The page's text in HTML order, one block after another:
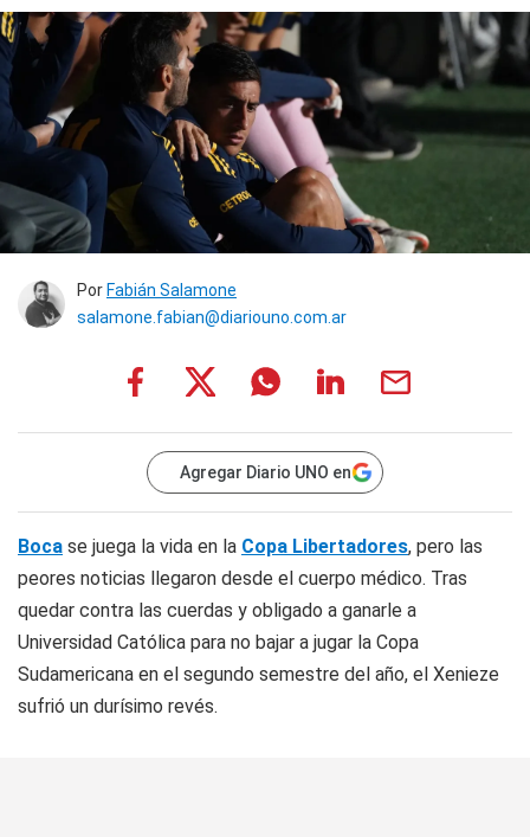
Por Fabián Salamone
salamone.fabian@diariouno.com.ar
Agregar Diario UNO en
Boca se juega la vida en la Copa Libertadores, pero las
peores noticias llegaron desde el cuerpo médico. Tras
quedar contra las cuerdas y obligado a ganarle a
Universidad Católica para no bajar a jugar la Copa
Sudamericana en el segundo semestre del año, el Xenieze
sufrió un durísimo revés.